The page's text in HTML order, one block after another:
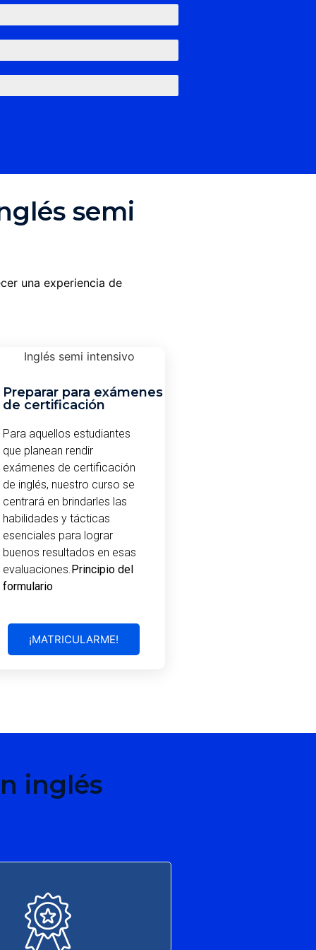
semi
una experiencia de
Preparar para exámenes
de certificación
Para aquellos estudiantes
que planean rendir
exámenes de certificación
de inglés, nuestro curso se
centrará en brindarles las
habilidades y tácticas
esenciales para lograr
buenos resultados en esas
evaluaciones. Principio del
formulario
¡MATRICULARME!
inglés